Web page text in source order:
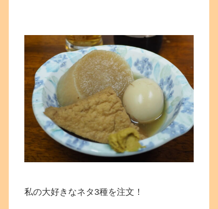
私の大好きなネタ3種を注文！